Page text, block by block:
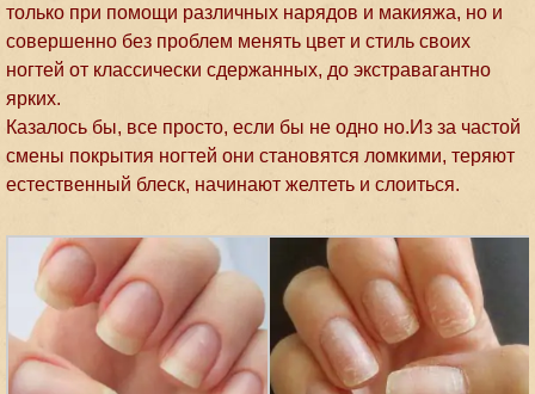
только при помощи различных нарядов и макияжа, но и
совершенно без проблем менять цвет и стиль своих
ногтей от классически сдержанных, до экстравагантно
ярких.
Казалось бы, все просто, если бы не одно но.Из за частой
смены покрытия ногтей они становятся ломкими, теряют
естественный блеск, начинают желтеть и слоиться.